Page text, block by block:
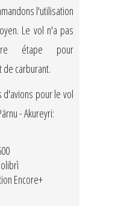
l'utilisation
Le vol n'a pas
étape pour
de carburant.
pour le vol
- Akureyri:
Encore+